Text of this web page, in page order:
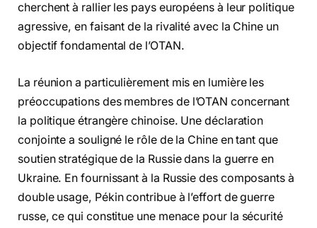
cherchent à rallier les pays européens à leur politique
agressive, en faisant de la rivalité avec la Chine un
objectif fondamental de l’OTAN.
La réunion a particulièrement mis en lumière les
préoccupations des membres de l’OTAN concernant
la politique étrangère chinoise. Une déclaration
conjointe a souligné le rôle de la Chine en tant que
soutien stratégique de la Russie dans la guerre en
Ukraine. En fournissant à la Russie des composants à
double usage, Pékin contribue à l’effort de guerre
russe, ce qui constitue une menace pour la sécurité